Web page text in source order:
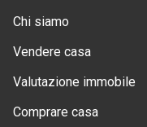
Chi siamo
Vendere casa
Valutazione immobile
Comprare casa